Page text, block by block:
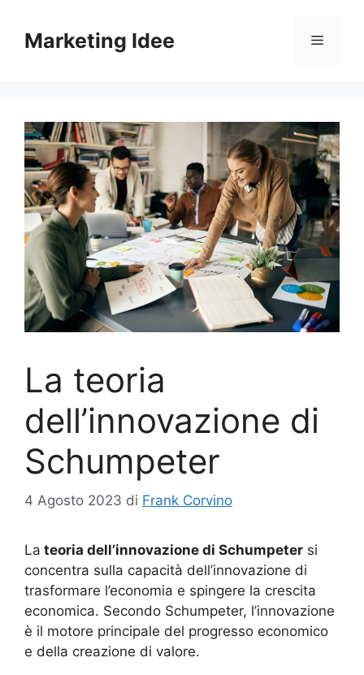
contenuto
Marketing Idee Menu
La teoria
dell’innovazione di
Schumpeter
4 Agosto 2023 di Frank Corvino
La teoria dell’innovazione di Schumpeter si
concentra sulla capacità dell’innovazione di
trasformare l’economia e spingere la crescita
economica. Secondo Schumpeter, l’innovazione
è il motore principale del progresso economico
e della creazione di valore.